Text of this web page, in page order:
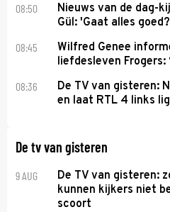
08:50
Nieuws van de dag-
Gül: 'Gaat alles
08:45
Wilfred Genee
liefdesleven Frogers:
08:36
De TV van gisteren:
en laat RTL 4 links
De tv van gisteren
9 AUG
De TV van gisteren:
kunnen kijkers niet
scoort